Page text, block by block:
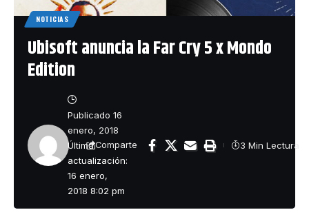
NOTICIAS
Ubisoft anuncia la Far Cry 5 x Mondo
Edition
Última
actualización:
16 enero,
2018 8:02 pm
Publicado 16
enero, 2018
Comparte 3 Min Lectura